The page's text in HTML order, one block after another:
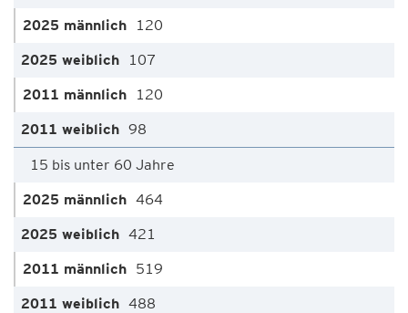
120
107
120
98
15 bis unter 60 Jahre
464
421
519
488